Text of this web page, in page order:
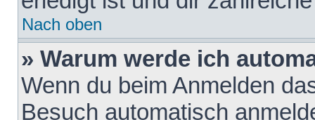
Nach oben
» Warum werde ich
Wenn du beim Anmelden
Besuch automatisch